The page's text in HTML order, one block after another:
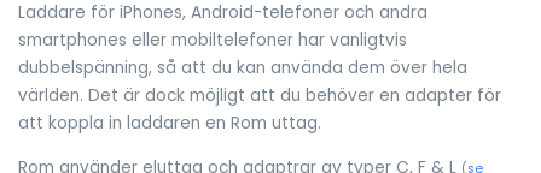
Laddare för iPhones, Android-telefoner och andra
smartphones eller mobiltelefoner har vanligtvis
dubbelspänning, så att du kan använda dem över hela
världen. Det är dock möjligt att du behöver en adapter för
att koppla in laddaren en Rom uttag.
Rom använder eluttag och adaptrar av typer C, F & L (se